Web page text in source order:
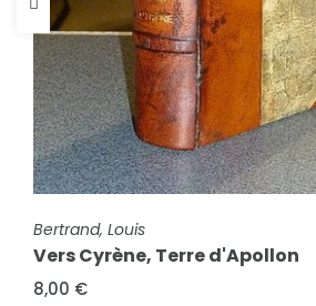
FICHE COMPLÈTE
Bertrand, Louis
Vers Cyrène, Terre d'Apollon
8,00 €
Prévost, Eugène Marcel & Collectif